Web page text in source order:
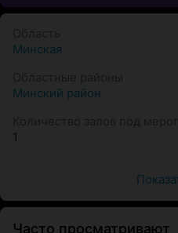
Минская
Минский район
1
Часто просматривают